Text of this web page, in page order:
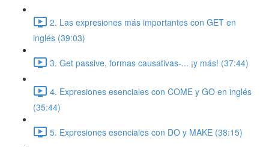
2. Las expresiones más importantes con GET en
inglés (39:03)
3. Get passive, formas causativas-... ¡y más! (37:44)
4. Expresiones esenciales con COME y GO en inglés
(35:44)
5. Expresiones esenciales con DO y MAKE (38:15)